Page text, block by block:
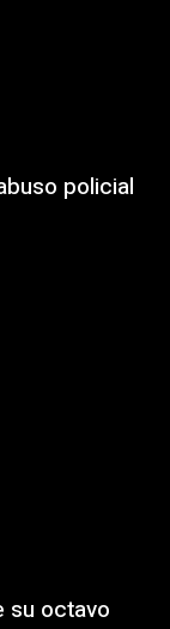
policial
su octavo